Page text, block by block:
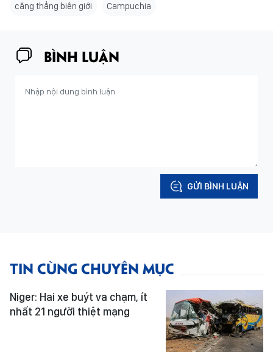
căng thẳng biên giới Campuchia
BÌNH LUẬN
GỬI BÌNH LUẬN
TIN CÙNG CHUYÊN MỤC
Niger: Hai xe buýt va chạm, ít
nhất 21 người thiệt mạng